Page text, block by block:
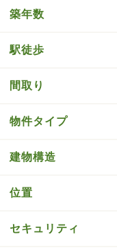
築年数
駅徒歩
間取り
物件タイプ
建物構造
位置
セキュリティ